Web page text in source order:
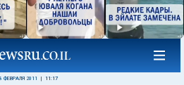
ФЕВРАЛЯ 2011 11:17